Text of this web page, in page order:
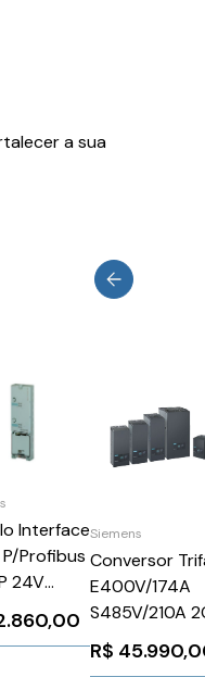
a sua
Interface
Profibus
24V
Siemens
Conversor
E400V/174A
S485V/210A
Siemens
R$